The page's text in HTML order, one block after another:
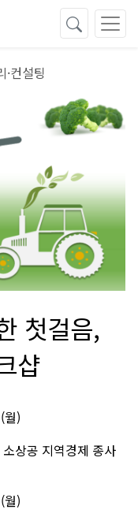
·컨설팅
첫걸음,
샵
월)
상공 지역경제 종사
월)